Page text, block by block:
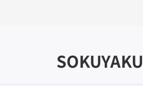
SOKUYAKU